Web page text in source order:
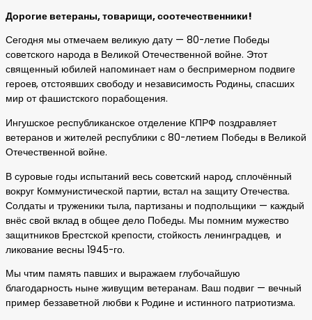
Дорогие ветераны, товарищи, соотечественники!
Сегодня мы отмечаем великую дату — 80-летие Победы
советского народа в Великой Отечественной войне. Этот
священный юбилей напоминает нам о беспримерном подвиге
героев, отстоявших свободу и независимость Родины, спасших
мир от фашистского порабощения.
Ингушское республиканское отделение КПРФ поздравляет
ветеранов и жителей республики с 80-летием Победы в Великой
Отечественной войне.
В суровые годы испытаний весь советский народ, сплочённый
вокруг Коммунистической партии, встал на защиту Отечества.
Солдаты и труженики тыла, партизаны и подпольщики — каждый
внёс свой вклад в общее дело Победы. Мы помним мужество
защитников Брестской крепости, стойкость ленинградцев, и
ликование весны 1945-го.
Мы чтим память павших и выражаем глубочайшую
благодарность ныне живущим ветеранам. Ваш подвиг — вечный
пример беззаветной любви к Родине и истинного патриотизма.